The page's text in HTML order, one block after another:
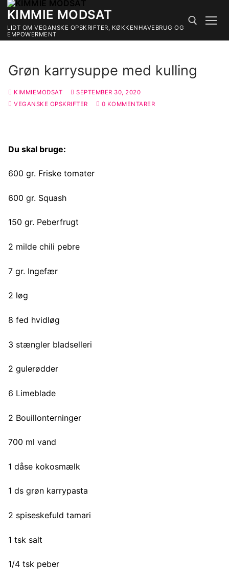
Spring
indhold
KIMMIE MODSAT
LIDT OM VEGANSKE OPSKRIFTER, KØKKENHAVEBRUG OG
EMPOWERMENT
Grøn karrysuppe med kulling
KIMMIEMODSAT
SEPTEMBER 30, 2020
VEGANSKE OPSKRIFTER
0 KOMMENTARER
Du skal bruge:
600 gr. Friske tomater
600 gr. Squash
150 gr. Peberfrugt
2 milde chili pebre
7 gr. Ingefær
2 løg
8 fed hvidløg
3 stængler bladselleri
2 gulerødder
6 Limeblade
2 Bouillonterninger
700 ml vand
1 dåse kokosmælk
1 ds grøn karrypasta
2 spiseskefuld tamari
1 tsk salt
1/4 tsk peber